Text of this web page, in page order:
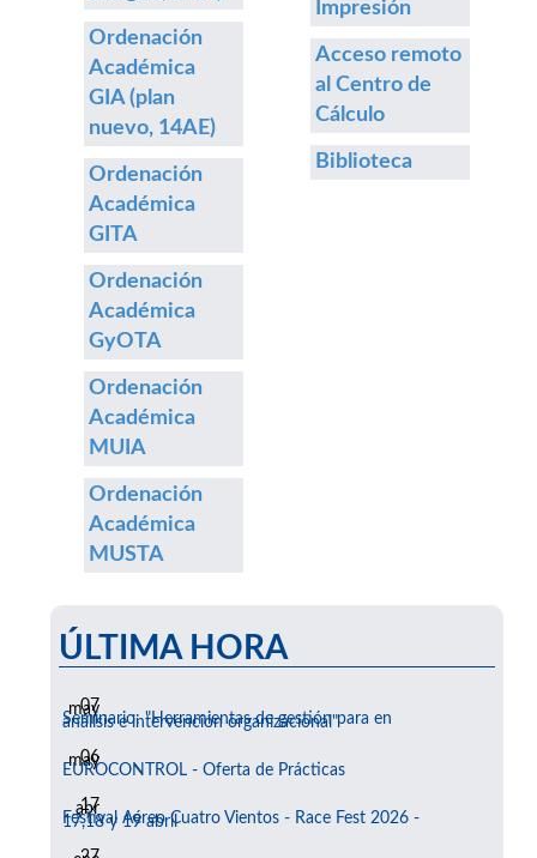
Ordenación
Académica
GIA (plan
nuevo, 14AE)
Ordenación
Académica
GITA
Ordenación
Académica
GyOTA
Ordenación
Académica
MUIA
Ordenación
Académica
MUSTA
Impresión
Acceso remoto
al Centro de
Cálculo
Biblioteca
ÚLTIMA HORA
07
may
Seminario: "Herramientas de gestión para en
análisis e intervención organizacional"
06
may
EUROCONTROL - Oferta de Prácticas
17
abr
Festival Aéreo Cuatro Vientos - Race Fest 2026 -
17,18 y 19 abril